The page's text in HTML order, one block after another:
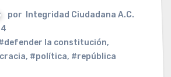
por
Integridad Ciudadana A.C.
la constitución,
, #política, #república